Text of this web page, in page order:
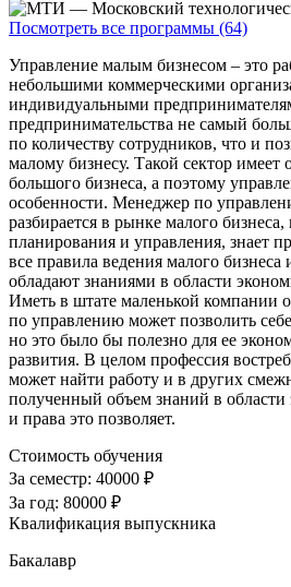
Посмотреть все программы (64)
Управление малым бизнесом – это
небольшими коммерческими
индивидуальными
предпринимательства не самый
по количеству сотрудников, что и
малому бизнесу. Такой сектор имеет
большого бизнеса, а поэтому
особенности. Менеджер по
разбирается в рынке малого бизнеса,
планирования и управления, знает
все правила ведения малого бизнеса
обладают знаниями в области
Иметь в штате маленькой компании
по управлению может позволить
но это было бы полезно для ее
развития. В целом профессия
может найти работу и в других
полученный объем знаний в
и права это позволяет.
Стоимость обучения
За семестр: 40000 ₽
За год: 80000 ₽
Квалификация выпускника
Бакалавр